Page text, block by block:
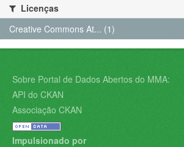
Licenças
Creative Commons At... (1)
Sobre Portal de Dados Abertos do MMA:
API do CKAN
Associação CKAN
Impulsionado por